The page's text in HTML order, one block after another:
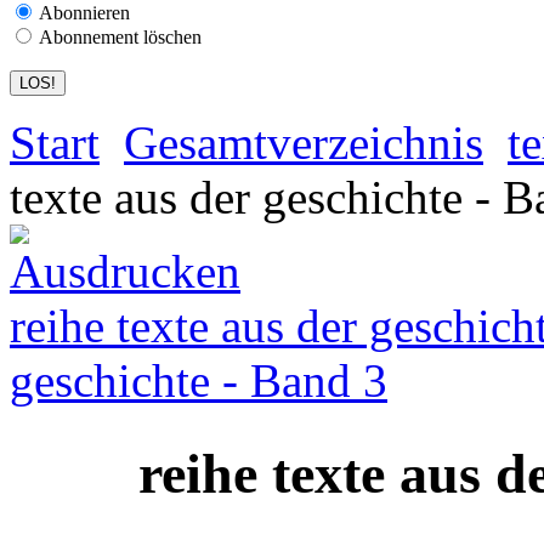
Abonnieren
Abonnement löschen
Start Gesamtverzeichnis
texte aus der geschichte -
reihe texte aus der
geschichte - Band 3
reihe texte aus